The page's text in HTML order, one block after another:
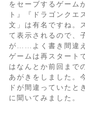
をセーブするゲーム
ト』『ドラゴンク
文」は有名ですね。
て表示されるので、
が……よく書き間違
ゲームは再スタート
はなんとか前回まで
あがきをしました。
ドが間違っていたと
に聞いてみました。